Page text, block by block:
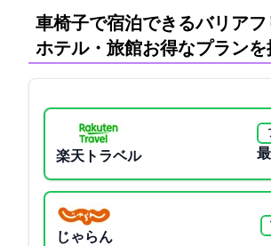
車椅子で宿泊できるバリア
ホテル・旅館:お得なプランを
楽天トラベル
じゃらん